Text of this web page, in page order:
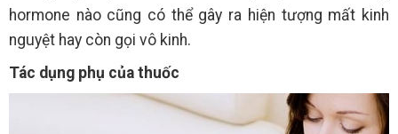
hormone nào cũng có thể gây ra hiện tượng mất kinh
nguyệt hay còn gọi vô kinh.
Tác dụng phụ của thuốc